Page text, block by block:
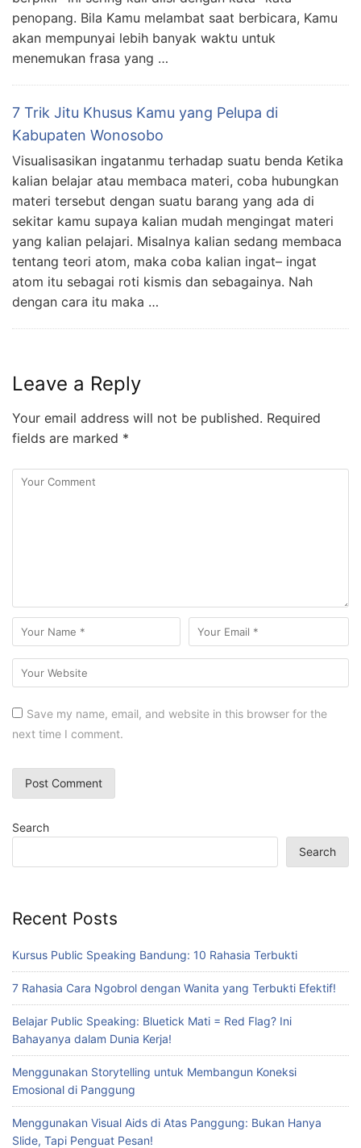
penopang. Bila Kamu melambat saat berbicara, Kamu
akan mempunyai lebih banyak waktu untuk
menemukan frasa yang …
7 Trik Jitu Khusus Kamu yang Pelupa di
Kabupaten Wonosobo
Visualisasikan ingatanmu terhadap suatu benda Ketika
kalian belajar atau membaca materi, coba hubungkan
materi tersebut dengan suatu barang yang ada di
sekitar kamu supaya kalian mudah mengingat materi
yang kalian pelajari. Misalnya kalian sedang membaca
tentang teori atom, maka coba kalian ingat– ingat
atom itu sebagai roti kismis dan sebagainya. Nah
dengan cara itu maka …
Leave a Reply
Your email address will not be published. Required
fields are marked *
Save my name, email, and website in this browser for the
next time I comment.
Search
Search
Recent Posts
Kursus Public Speaking Bandung: 10 Rahasia Terbukti
7 Rahasia Cara Ngobrol dengan Wanita yang Terbukti Efektif!
Belajar Public Speaking: Bluetick Mati = Red Flag? Ini
Bahayanya dalam Dunia Kerja!
Menggunakan Storytelling untuk Membangun Koneksi
Emosional di Panggung
Menggunakan Visual Aids di Atas Panggung: Bukan Hanya
Slide, Tapi Penguat Pesan!